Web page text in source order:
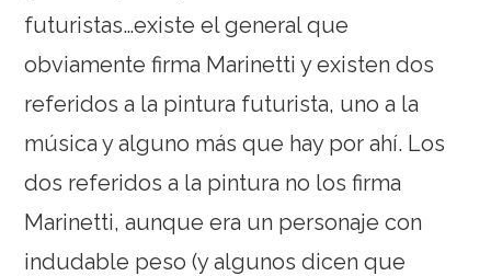
futuristas…existe el general que
obviamente firma Marinetti y existen dos
referidos a la pintura futurista, uno a la
música y alguno más que hay por ahí. Los
dos referidos a la pintura no los firma
Marinetti, aunque era un personaje con
indudable peso (y algunos dicen que